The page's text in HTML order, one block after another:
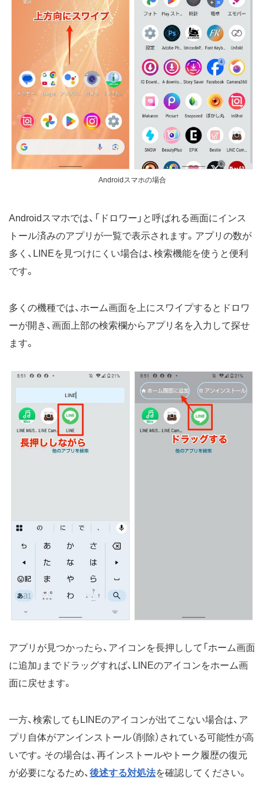
Androidスマホの場合
Androidスマホでは、「ドロワー」と呼ばれる画面にインス
トール済みのアプリが一覧で表示されます。アプリの数が
多く、LINEを見つけにくい場合は、検索機能を使うと便利
です。
多くの機種では、ホーム画面を上にスワイプするとドロワ
ーが開き、画面上部の検索欄からアプリ名を入力して探せ
ます。
アプリが見つかったら、アイコンを長押しして「ホーム画面
に追加」までドラッグすれば、LINEのアイコンをホーム画
面に戻せます。
一方、検索してもLINEのアイコンが出てこない場合は、ア
プリ自体がアンインストール（削除）されている可能性が高
いです。その場合は、再インストールやトーク履歴の復元
が必要になるため、 後述する対処法を確認してください。